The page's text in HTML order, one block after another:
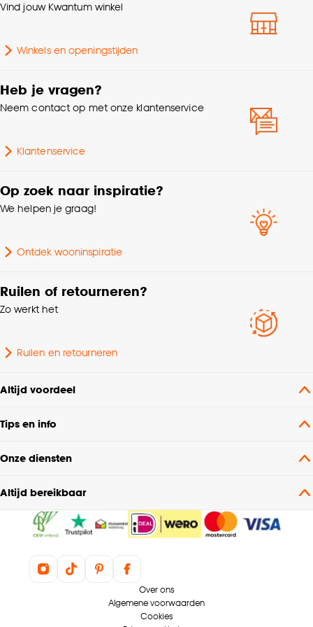
Wasvoorschriften
Gewicht gram per m2 170 G/m2
Mate verduisterend
Bediening
Modern, Scandinavisch
Mogelijkheden
Plooigordijn, Dubbele
Maakwijze
plooi, Retourplooi enkel,
Retourplooi dubbel,
Vouwgordijn,
Wavegordijn, Embrasse,
Vind jouw Kwantum winkel
Winkels en openingstijden
Heb je vragen?
Neem contact op met onze klantenservice
Klantenservice
Op zoek naar inspiratie?
We helpen je graag!
Ontdek wooninspiratie
Ruilen of retourneren?
Zo werkt het
Ruilen en retourneren
Altijd voordeel
Tips en info
Onze diensten
Altijd bereikbaar
Over ons
Algemene voorwaarden
Cookies